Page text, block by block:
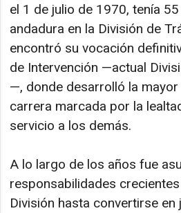
el 1 de julio de 1970, tenía
andadura en la División de
encontró su vocación
de Intervención —actual
—, donde desarrolló la mayor
carrera marcada por la
servicio a los demás.
A lo largo de los años fue
responsabilidades
División hasta convertirse en